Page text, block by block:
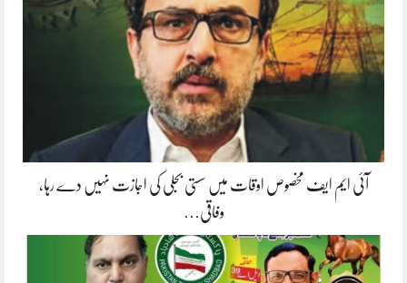
آئی ایم ایف مخصوص اوقات میں سستی بجلی کی اجازت نہیں دے رہا،
وفاقی…